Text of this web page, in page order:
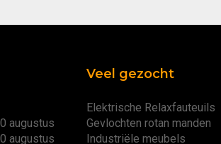
augustus
augustus
Veel gezocht
Elektrische Relaxfauteuils
Gevlochten rotan manden
Industriële meubels